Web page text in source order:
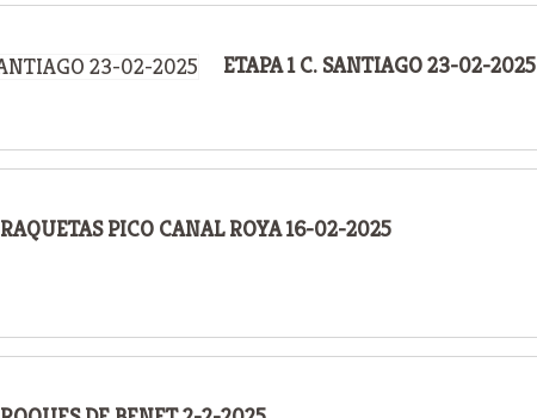
ETAPA 1 C. SANTIAGO 23-02-2025
RAQUETAS PICO CANAL ROYA 16-02-2025